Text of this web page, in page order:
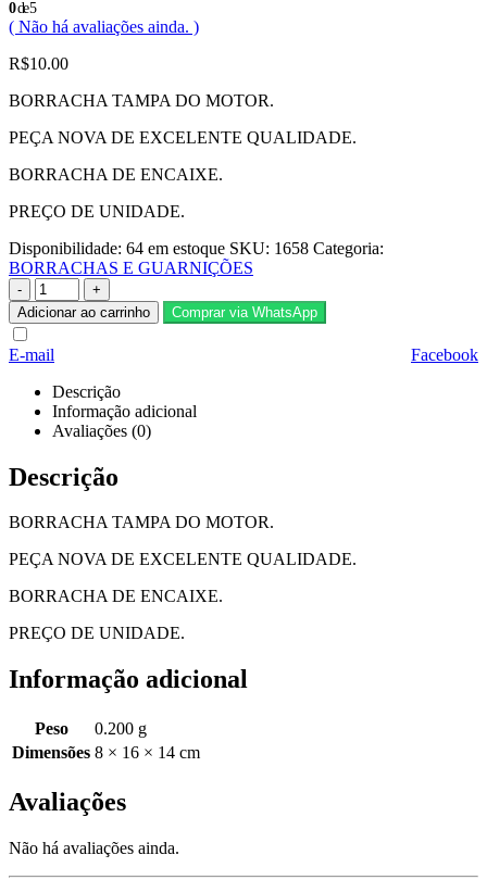
0de 5
( Não há avaliações ainda. )
R$10.00
BORRACHA TAMPA DO MOTOR.
PEÇA NOVA DE EXCELENTE QUALIDADE.
BORRACHA DE ENCAIXE.
PREÇO DE UNIDADE.
Disponibilidade: 64 em estoque SKU: 1658 Categoria:
BORRACHAS E GUARNIÇÕES
-
+
Adicionar ao carrinho
Comprar via WhatsApp
Facebook
E-mail
Descrição
Informação adicional
Avaliações (0)
Descrição
BORRACHA TAMPA DO MOTOR.
PEÇA NOVA DE EXCELENTE QUALIDADE.
BORRACHA DE ENCAIXE.
PREÇO DE UNIDADE.
Informação adicional
Peso
0.200 g
Dimensões 8 × 16 × 14 cm
Avaliações
Não há avaliações ainda.